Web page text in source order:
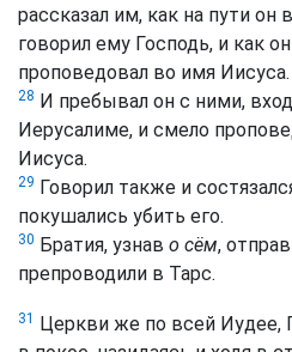
рассказал им, как на пути он
говорил ему Господь, и как
проповедовал во имя Иисуса.
28 И пребывал он с ними,
Иерусалиме, и смело
Иисуса.
29 Говорил также и
покушались убить его.
30 Братия, узнав о сём,
препроводили в Тарс.
31 Церкви же по всей Иудее,